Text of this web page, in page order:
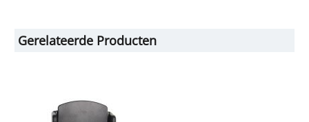
Gerelateerde Producten